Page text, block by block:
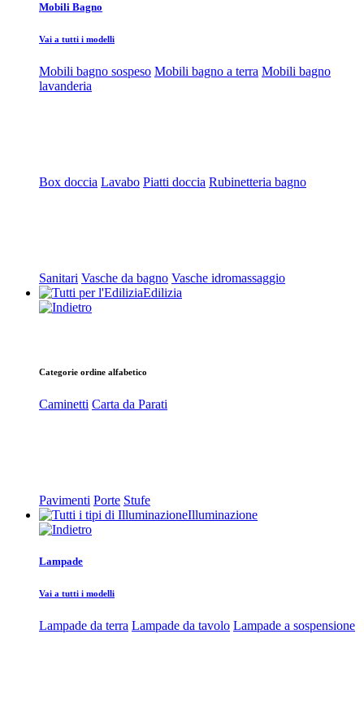
Mobili Bagno
Vai a tutti i modelli
Mobili bagno sospeso Mobili bagno a terra Mobili bagno
lavanderia
Box doccia Lavabo Piatti doccia Rubinetteria bagno
Sanitari Vasche da bagno Vasche idromassaggio
Edilizia
Categorie ordine alfabetico
Caminetti Carta da Parati
Pavimenti Porte Stufe
Illuminazione
Lampade
Vai a tutti i modelli
Lampade da terra Lampade da tavolo Lampade a sospensione